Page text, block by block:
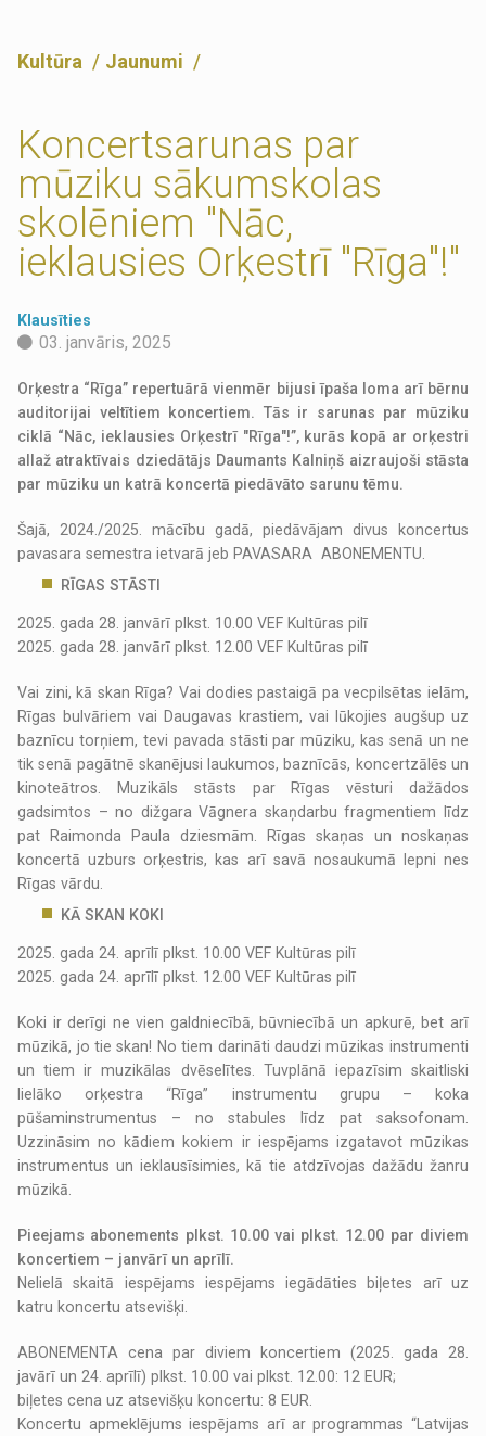
Kultūra Jaunumi
Koncertsarunas par
mūziku sākumskolas
skolēniem "Nāc,
ieklausies Orķestrī "Rīga"!"
Klausīties
03. janvāris, 2025
Orķestra “Rīga” repertuārā vienmēr bijusi īpaša loma arī bērnu
auditorijai veltītiem koncertiem. Tās ir sarunas par mūziku
ciklā “Nāc, ieklausies Orķestrī "Rīga"!”, kurās kopā ar orķestri
allaž atraktīvais dziedātājs Daumants Kalniņš aizraujoši stāsta
par mūziku un katrā koncertā piedāvāto sarunu tēmu.
Šajā, 2024./2025. mācību gadā, piedāvājam divus koncertus
pavasara semestra ietvarā jeb PAVASARA ABONEMENTU.
RĪGAS STĀSTI
2025. gada 28. janvārī plkst. 10.00 VEF Kultūras pilī
2025. gada 28. janvārī plkst. 12.00 VEF Kultūras pilī
Vai zini, kā skan Rīga? Vai dodies pastaigā pa vecpilsētas ielām,
Rīgas bulvāriem vai Daugavas krastiem, vai lūkojies augšup uz
baznīcu torņiem, tevi pavada stāsti par mūziku, kas senā un ne
tik senā pagātnē skanējusi laukumos, baznīcās, koncertzālēs un
kinoteātros. Muzikāls stāsts par Rīgas vēsturi dažādos
gadsimtos – no dižgara Vāgnera skaņdarbu fragmentiem līdz
pat Raimonda Paula dziesmām. Rīgas skaņas un noskaņas
koncertā uzburs orķestris, kas arī savā nosaukumā lepni nes
Rīgas vārdu.
KĀ SKAN KOKI
2025. gada 24. aprīlī plkst. 10.00 VEF Kultūras pilī
2025. gada 24. aprīlī plkst. 12.00 VEF Kultūras pilī
Koki ir derīgi ne vien galdniecībā, būvniecībā un apkurē, bet arī
mūzikā, jo tie skan! No tiem darināti daudzi mūzikas instrumenti
un tiem ir muzikālas dvēselītes. Tuvplānā iepazīsim skaitliski
lielāko orķestra “Rīga” instrumentu grupu – koka
pūšaminstrumentus – no stabules līdz pat saksofonam.
Uzzināsim no kādiem kokiem ir iespējams izgatavot mūzikas
instrumentus un ieklausīsimies, kā tie atdzīvojas dažādu žanru
mūzikā.
Pieejams abonements plkst. 10.00 vai plkst. 12.00 par diviem
koncertiem – janvārī un aprīlī.
Nelielā skaitā iespējams iespējams iegādāties biļetes arī uz
katru koncertu atsevišķi.
ABONEMENTA cena par diviem koncertiem (2025. gada 28.
javārī un 24. aprīlī) plkst. 10.00 vai plkst. 12.00: 12 EUR;
biļetes cena uz atsevišķu koncertu: 8 EUR.
Koncertu apmeklējums iespējams arī ar programmas “Latvijas